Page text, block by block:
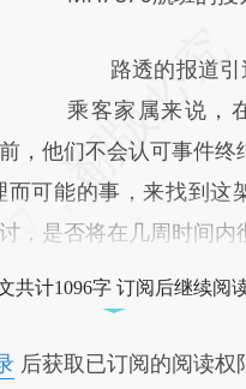
路透的报道引
乘客家属来说，
，他们不会认可事件
可能的事，来找到这
，是否将在几周时间内
共计1096字 订阅后继续阅
后获取已订阅的阅读权